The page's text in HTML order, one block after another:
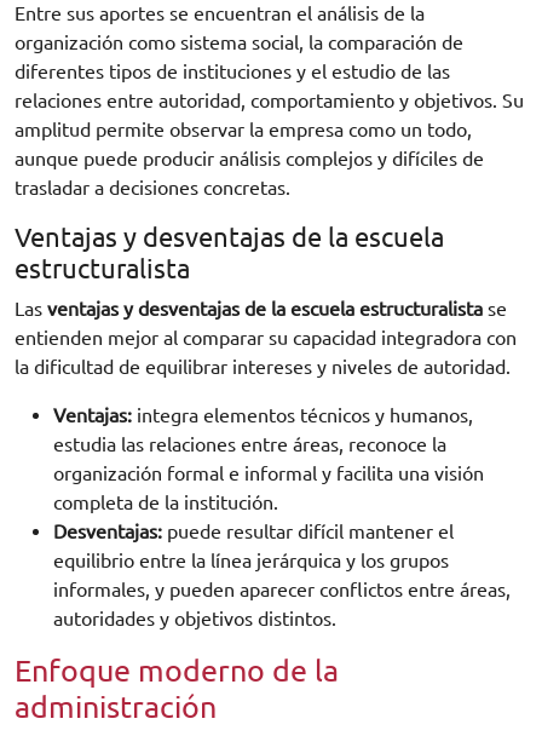
Entre sus aportes se encuentran el análisis de la
organización como sistema social, la comparación de
diferentes tipos de instituciones y el estudio de las
relaciones entre autoridad, comportamiento y objetivos. Su
amplitud permite observar la empresa como un todo,
aunque puede producir análisis complejos y difíciles de
trasladar a decisiones concretas.
Ventajas y desventajas de la escuela
estructuralista
Las ventajas y desventajas de la escuela estructuralista se
entienden mejor al comparar su capacidad integradora con
la dificultad de equilibrar intereses y niveles de autoridad.
Ventajas: integra elementos técnicos y humanos,
estudia las relaciones entre áreas, reconoce la
organización formal e informal y facilita una visión
completa de la institución.
Desventajas: puede resultar difícil mantener el
equilibrio entre la línea jerárquica y los grupos
informales, y pueden aparecer conflictos entre áreas,
autoridades y objetivos distintos.
Enfoque moderno de la
administración